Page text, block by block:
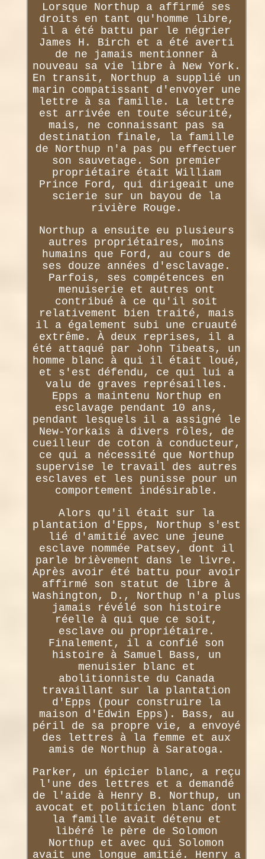
Lorsque Northup a affirmé ses
droits en tant qu'homme libre,
il a été battu par le négrier
James H. Birch et a été averti
de ne jamais mentionner à
nouveau sa vie libre à New York.
En transit, Northup a supplié un
marin compatissant d'envoyer une
lettre à sa famille. La lettre
est arrivée en toute sécurité,
mais, ne connaissant pas sa
destination finale, la famille
de Northup n'a pas pu effectuer
son sauvetage. Son premier
propriétaire était William
Prince Ford, qui dirigeait une
scierie sur un bayou de la
rivière Rouge.
Northup a ensuite eu plusieurs
autres propriétaires, moins
humains que Ford, au cours de
ses douze années d'esclavage.
Parfois, ses compétences en
menuiserie et autres ont
contribué à ce qu'il soit
relativement bien traité, mais
il a également subi une cruauté
extrême. À deux reprises, il a
été attaqué par John Tibeats, un
homme blanc à qui il était loué,
et s'est défendu, ce qui lui a
valu de graves représailles.
Epps a maintenu Northup en
esclavage pendant 10 ans,
pendant lesquels il a assigné le
New-Yorkais à divers rôles, de
cueilleur de coton à conducteur,
ce qui a nécessité que Northup
supervise le travail des autres
esclaves et les punisse pour un
comportement indésirable.
Alors qu'il était sur la
plantation d'Epps, Northup s'est
lié d'amitié avec une jeune
esclave nommée Patsey, dont il
parle brièvement dans le livre.
Après avoir été battu pour avoir
affirmé son statut de libre à
Washington, D., Northup n'a plus
jamais révélé son histoire
réelle à qui que ce soit,
esclave ou propriétaire.
Finalement, il a confié son
histoire à Samuel Bass, un
menuisier blanc et
abolitionniste du Canada
travaillant sur la plantation
d'Epps (pour construire la
maison d'Edwin Epps). Bass, au
péril de sa propre vie, a envoyé
des lettres à la femme et aux
amis de Northup à Saratoga.
Parker, un épicier blanc, a reçu
l'une des lettres et a demandé
de l'aide à Henry B. Northup, un
avocat et politicien blanc dont
la famille avait détenu et
libéré le père de Solomon
Northup et avec qui Solomon
avait une longue amitié. Henry a